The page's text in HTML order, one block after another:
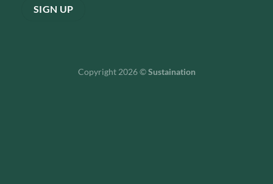
Copyright 2026 ©Sustaination